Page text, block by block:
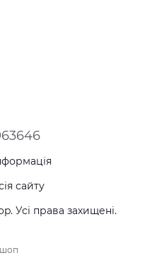
сайту
Усі права захищені.